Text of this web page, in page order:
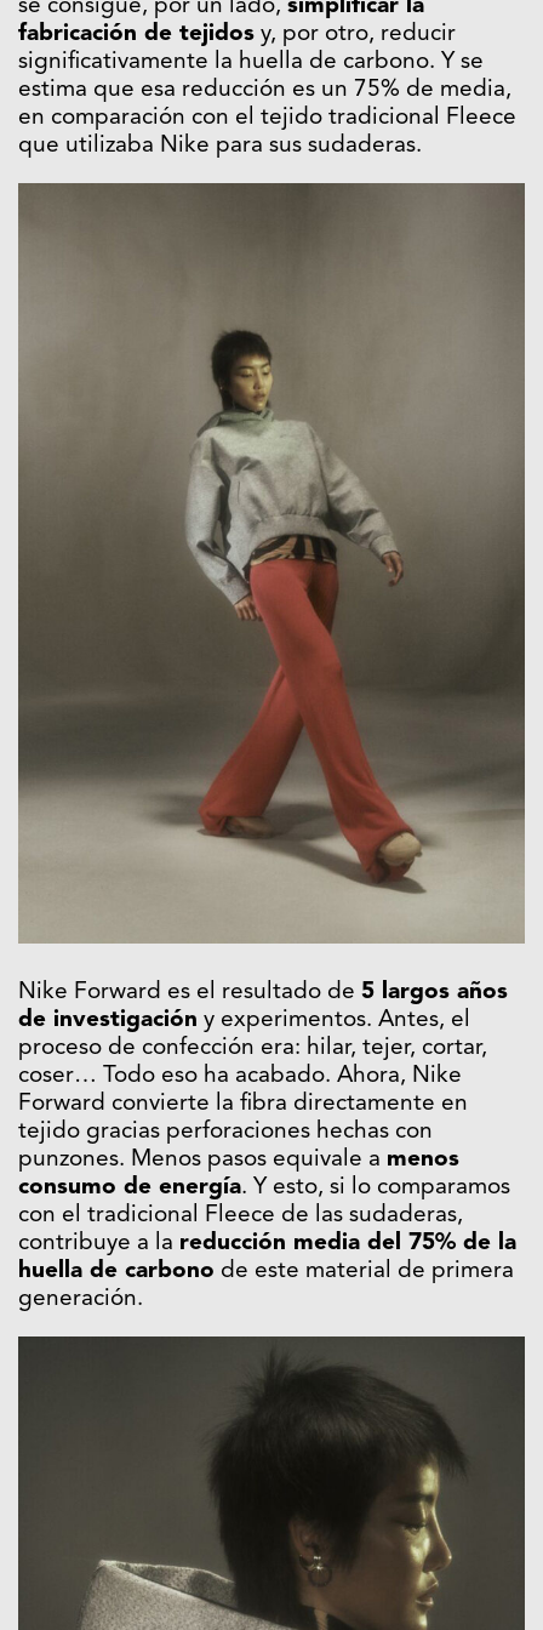
se consigue, por un lado, simplificar la
fabricación de tejidos y, por otro, reducir
significativamente la huella de carbono. Y se
estima que esa reducción es un 75% de media,
en comparación con el tejido tradicional Fleece
que utilizaba Nike para sus sudaderas.
Nike Forward es el resultado de 5 largos años
de investigación y experimentos. Antes, el
proceso de confección era: hilar, tejer, cortar,
coser… Todo eso ha acabado. Ahora, Nike
Forward convierte la fibra directamente en
tejido gracias perforaciones hechas con
punzones. Menos pasos equivale a menos
consumo de energía. Y esto, si lo comparamos
con el tradicional Fleece de las sudaderas,
contribuye a la reducción media del 75% de la
huella de carbono de este material de primera
generación.